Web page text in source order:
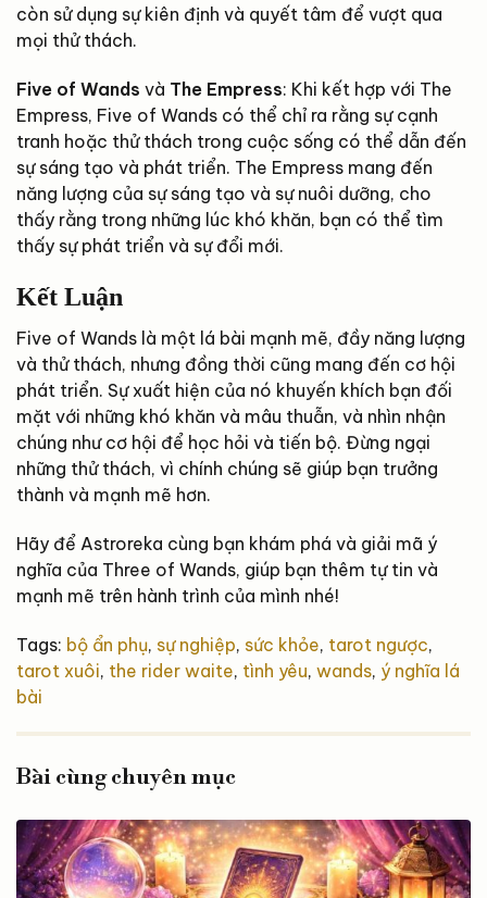
còn sử dụng sự kiên định và quyết tâm để vượt qua
mọi thử thách.
Five of Wands và The Empress: Khi kết hợp với The
Empress, Five of Wands có thể chỉ ra rằng sự cạnh
tranh hoặc thử thách trong cuộc sống có thể dẫn đến
sự sáng tạo và phát triển. The Empress mang đến
năng lượng của sự sáng tạo và sự nuôi dưỡng, cho
thấy rằng trong những lúc khó khăn, bạn có thể tìm
thấy sự phát triển và sự đổi mới.
Kết Luận
Five of Wands là một lá bài mạnh mẽ, đầy năng lượng
và thử thách, nhưng đồng thời cũng mang đến cơ hội
phát triển. Sự xuất hiện của nó khuyến khích bạn đối
mặt với những khó khăn và mâu thuẫn, và nhìn nhận
chúng như cơ hội để học hỏi và tiến bộ. Đừng ngại
những thử thách, vì chính chúng sẽ giúp bạn trưởng
thành và mạnh mẽ hơn.
Hãy để Astroreka cùng bạn khám phá và giải mã ý
nghĩa của Three of Wands, giúp bạn thêm tự tin và
mạnh mẽ trên hành trình của mình nhé!
Tags: bộ ẩn phụ, sự nghiệp, sức khỏe, tarot ngược,
tarot xuôi, the rider waite, tình yêu, wands, ý nghĩa lá
bài
Bài cùng chuyên mục